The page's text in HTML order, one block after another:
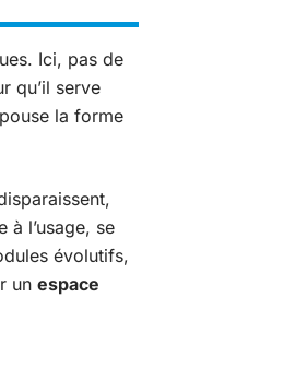
Ici, pas de
qu’il serve
la forme
à l’usage, se
évolutifs,
un espace